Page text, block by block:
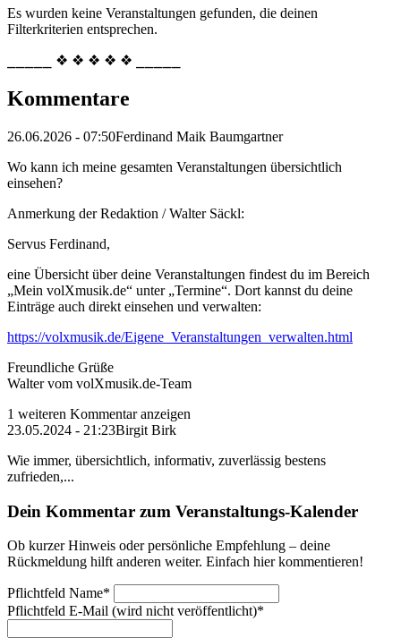
Es wurden keine Veranstaltungen gefunden, die deinen
Filterkriterien entsprechen.
⎯⎯⎯⎯⎯ ❖ ❖ ❖ ❖ ❖ ⎯⎯⎯⎯⎯
Kommentare
26.06.2026 - 07:50Ferdinand Maik Baumgartner
Wo kann ich meine gesamten Veranstaltungen übersichtlich
einsehen?
Anmerkung der Redaktion /Walter Säckl:
Servus Ferdinand,
eine Übersicht über deine Veranstaltungen findest du im Bereich
„Mein volXmusik.de“ unter „Termine“. Dort kannst du deine
Einträge auch direkt einsehen und verwalten:
https://volxmusik.de/Eigene_Veranstaltungen_verwalten.html
Freundliche Grüße
Walter vom volXmusik.de-Team
1 weiteren Kommentar anzeigen
23.05.2024 - 21:23Birgit Birk
Wie immer, übersichtlich, informativ, zuverlässig bestens
zufrieden,...
Dein Kommentar zum Veranstaltungs-Kalender
Ob kurzer Hinweis oder persönliche Empfehlung – deine
Rückmeldung hilft anderen weiter. Einfach hier kommentieren!
Pflichtfeld Name*
Pflichtfeld E-Mail (wird nicht veröffentlicht)*